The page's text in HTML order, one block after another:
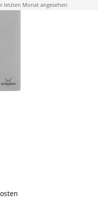
letzten Monat angesehen